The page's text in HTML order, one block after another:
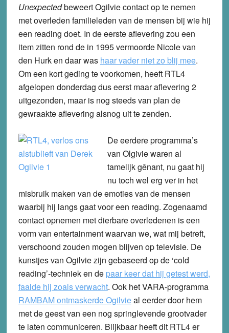
Unexpectedbeweert Ogilvie contact op te nemen
met overleden familieleden van de mensen bij wie hij
een reading doet. In de eerste aflevering zou een
item zitten rond de in 1995 vermoorde Nicole van
den Hurk en daar was haar vader niet zo blij mee.
Om een kort geding te voorkomen, heeft RTL4
afgelopen donderdag dus eerst maar aflevering 2
uitgezonden, maar is nog steeds van plan de
gewraakte aflevering alsnog uit te zenden.
De eerdere programma’s
van Olgivie waren al
tamelijk gênant, nu gaat hij
nu toch wel erg ver in het
misbruik maken van de emoties van de mensen
waarbij hij langs gaat voor een reading. Zogenaamd
contact opnemen met dierbare overledenen is een
vorm van entertainment waarvan we, wat mij betreft,
verschoond zouden mogen blijven op televisie. De
kunstjes van Ogilvie zijn gebaseerd op de ‘cold
reading’-techniek en de paar keer dat hij getest werd,
faalde hij zoals verwacht. Ook het VARA-programma
RAMBAM ontmaskerde Ogilvieal eerder door hem
met de geest van een nog springlevende grootvader
te laten communiceren. Blijkbaar heeft dit RTL4 er